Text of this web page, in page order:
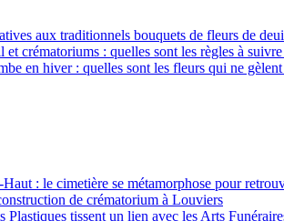
aux traditionnels bouquets de fleurs de
et crématoriums : quelles sont les règles à
en hiver : quelles sont les fleurs qui ne gèlent
: le cimetière se métamorphose pour
de crématorium à Louviers
Plastiques tissent un lien avec les Arts